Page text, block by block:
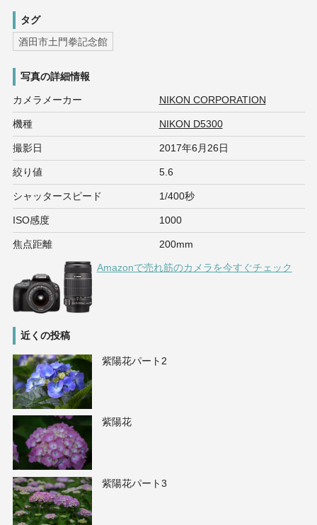
タグ
酒田市土門拳記念館
写真の詳細情報
カメラメーカー NIKON CORPORATION
機種 NIKON D5300
撮影日 2017年6月26日
絞り値 5.6
シャッタースピード 1/400秒
ISO感度 1000
焦点距離 200mm
Amazonで売れ筋のカメラを今すぐチェック
近くの投稿
紫陽花パート2
紫陽花
紫陽花パート3